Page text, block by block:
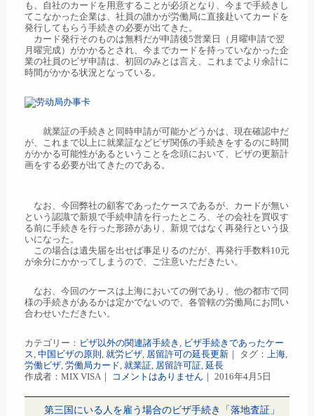
も、自社のカードを用意することが必須となり、今まで手続きし
てこなかった企業は、社員の誰かが労働局に直接赴いてカードを
発行してもらう手続きの必要が出てきた。
カード発行そのものは無料だが申請後5営業日（月曜申請で翌
月曜完成）がかかるとされ、今までカードを持っていなかった企
業の社員のビザ申請は、初回のみとは言え、これまでより余計に
時間がかかる状況となっている。
就業証の手続きと同時申請が可能かどうかは、現在確認中だ
が、これまで以上に就業証などビザ関係の手続きをするのに時間
がかかる可能性があるということを念頭において、ビザの更新計
画をする必要が出てきたのである。
なお、今回弊社の顧客であったケースであるが、カードが無い
という認識で新規で手続申請を行ったところ、その会社を買収す
る前に手続きを行った形跡があり、新規ではなく再発行という扱
いになった。
この場合は遺失届を出せば事足りるのだが、再発行手数料10元
が余分にかかってしまうので、ご注意いただきたい。
なお、今回のケースは上海においての例であり、他の都市で同
様の手続きがあるかは定かでないので、各管轄の労働局にお問い
合わせいただきたい。
カテゴリー： ビザ以外の関連諸手続き , ビザ手続きであったケー
ス, 中国ビザの原則 , 就労ビザ, 居留許可の延長更新 ｜ タグ： 上海,
労働ビザ, 労働局カード, 就業証, 居留許可証, 延長
作成者：MIX VISA｜
コメントはありません ｜ 2016年4月5日
第三国にいる人を雇う場合のビザ手続き「落地査証」